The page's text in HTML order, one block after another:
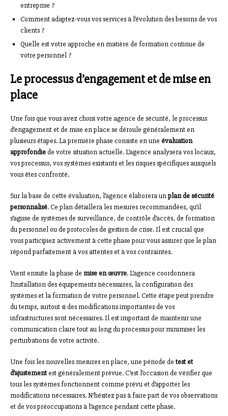
entreprise ?
Comment adaptez-vous vos services à l’évolution des besoins de vos
clients ?
Quelle est votre approche en matière de formation continue de
votre personnel ?
Le processus d’engagement et de mise en
place
Une fois que vous avez choisi votre agence de sécurité, le processus
d’engagement et de mise en place se déroule généralement en
plusieurs étapes. La première phase consiste en une évaluation
approfondiede votre situation actuelle. L’agence analysera vos locaux,
vos processus, vos systèmes existants et les risques spécifiques auxquels
vous êtes confronté.
Sur la base de cette évaluation, l’agence élaborera unplan de sécurité
personnalisé. Ce plan détaillera les mesures recommandées, qu’il
s’agisse de systèmes de surveillance, de contrôle d’accès, de formation
du personnel ou de protocoles de gestion de crise. Il est crucial que
vous participiez activement à cette phase pour vous assurer que le plan
répond parfaitement à vos attentes et à vos contraintes.
Vient ensuite la phase de mise en œuvre. L’agence coordonnera
l’installation des équipements nécessaires, la configuration des
systèmes et la formation de votre personnel. Cette étape peut prendre
du temps, surtout si des modifications importantes de vos
infrastructures sont nécessaires. Il est important de maintenir une
communication claire tout au long du processus pour minimiser les
perturbations de votre activité.
Une fois les nouvelles mesures en place, une période de test et
d’ajustementest généralement prévue. C’est l’occasion de vérifier que
tous les systèmes fonctionnent comme prévu et d’apporter les
modifications nécessaires. N’hésitez pas à faire part de vos observations
et de vos préoccupations à l’agence pendant cette phase.